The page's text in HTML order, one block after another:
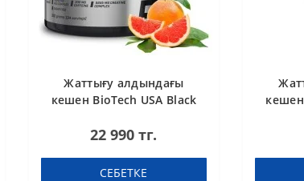
Жаттығу алдындағы
кешен BioTech USA Black
340 g
22 990 тг.
СЕБЕТКЕ
кешен